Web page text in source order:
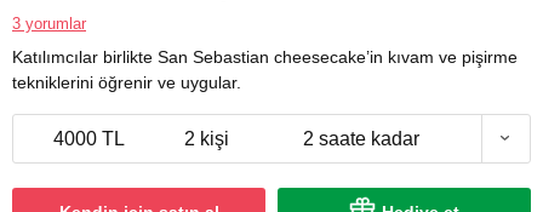
3 yorumlar
Katılımcılar birlikte San Sebastian cheesecake’in kıvam ve pişirme
tekniklerini öğrenir ve uygular.
4000 TL 2 kişi 2 saate kadar